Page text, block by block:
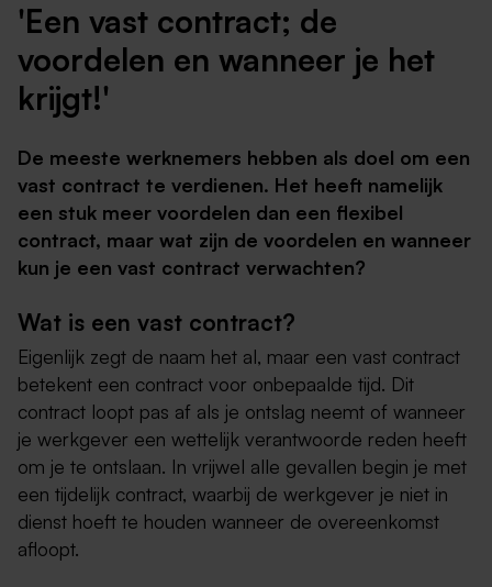
'Een vast contract; de
voordelen en wanneer je het
krijgt!'
De meeste werknemers hebben als doel om een
vast contract te verdienen. Het heeft namelijk
een stuk meer voordelen dan een flexibel
contract, maar wat zijn de voordelen en wanneer
kun je een vast contract verwachten?
Wat is een vast contract?
Eigenlijk zegt de naam het al, maar een vast contract
betekent een contract voor onbepaalde tijd. Dit
contract loopt pas af als je ontslag neemt of wanneer
je werkgever een wettelijk verantwoorde reden heeft
om je te ontslaan. In vrijwel alle gevallen begin je met
een tijdelijk contract, waarbij de werkgever je niet in
dienst hoeft te houden wanneer de overeenkomst
afloopt.